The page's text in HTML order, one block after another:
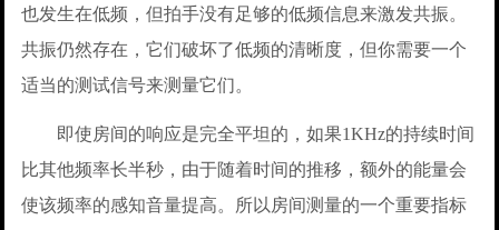
也发生在低频，但拍手没有足够的低频信息来激发共振。
共振仍然存在，它们破坏了低频的清晰度，但你需要一个
适当的测试信号来测量它们。
即使房间的响应是完全平坦的，如果1KHz的持续时间
比其他频率长半秒，由于随着时间的推移，额外的能量会
使该频率的感知音量提高。所以房间测量的一个重要指标